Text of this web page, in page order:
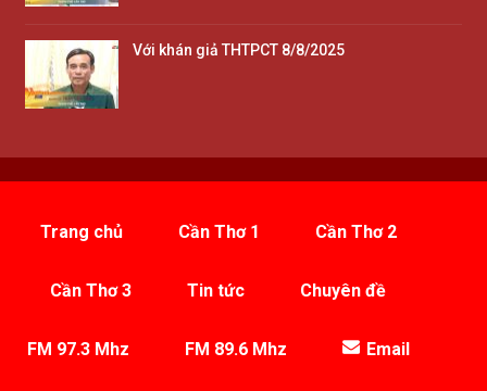
Với khán giả THTPCT 8/8/2025
Trang chủ Cần Thơ 1 Cần Thơ 2
Cần Thơ 3 Tin tức Chuyên đề
FM 97.3 Mhz FM 89.6 Mhz Email